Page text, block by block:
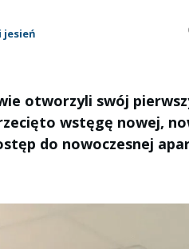
jesień
otworzyli swój
wstęgę nowej,
do nowoczesnej